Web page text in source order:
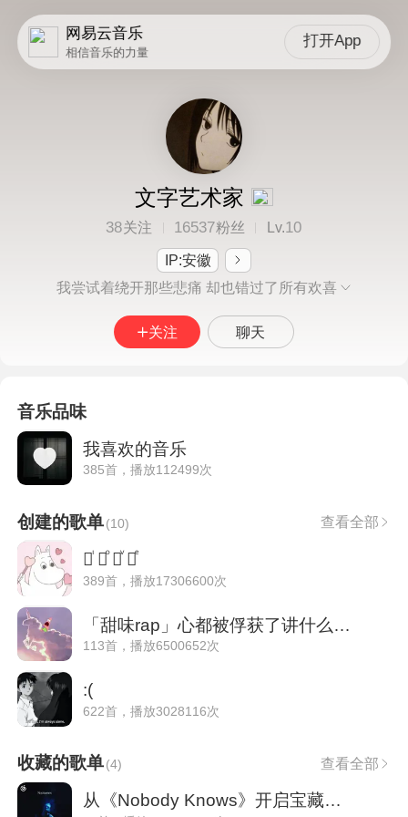
网易云音乐
相信音乐的力量
打开App
文字艺术家
38关注 16537粉丝 Lv.10
IP:安徽
我尝试着绕开那些悲痛 却也错过了所有欢喜
关注 聊天
音乐品味
我喜欢的音乐
385首，播放112499次
创建的歌单(10) 查看全部
♡ͥ ♡ͦ ♡ͮ ♡ͤ
389首，播放17306600次
「甜味rap」心都被俘获了讲什么道理
113首，播放6500652次
:(
622首，播放3028116次
收藏的歌单(4) 查看全部
从《Nobody Knows》开启宝藏音乐环游|宝藏雷达